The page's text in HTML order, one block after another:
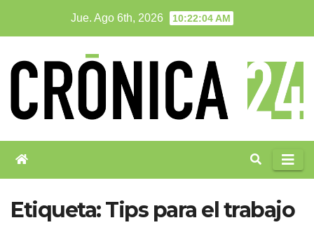
Jue. Ago 6th, 2026 10:22:05 AM
Etiqueta:Tips para el trabajo